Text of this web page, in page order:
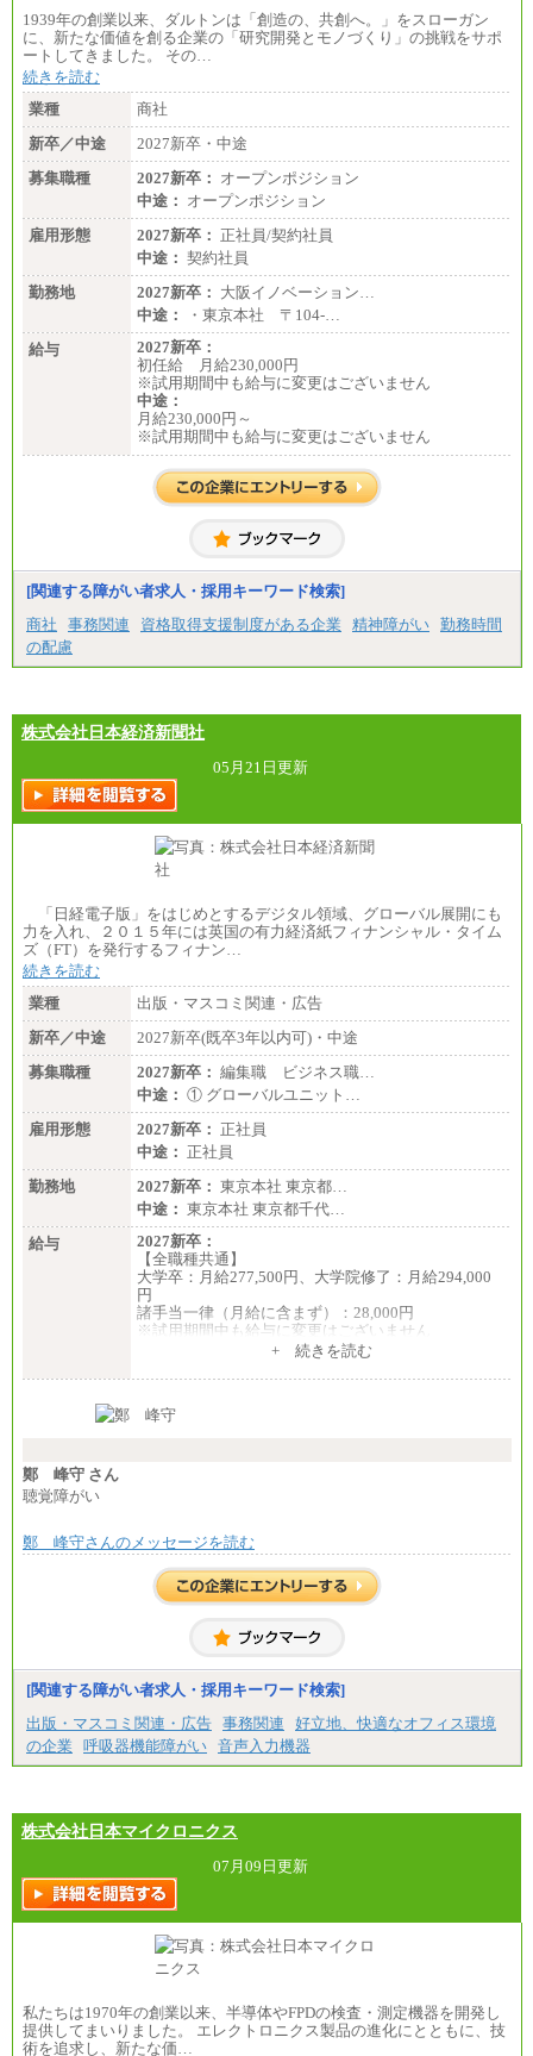
〈東京・神奈川〉219,000 円
〈大阪・兵庫〉209,000 円
〈愛知〉194,500 円 〈福岡〉1
・専門・短大卒／月給185,000 円～210,000 円 ※勤務
地により異なる。
〈東京・神奈川〉210,000 円
〈大阪・兵庫〉200,000 円
〈愛知〉194,500 円 〈福
岡〉185,000円
※基本給のみ（地域手当なし）
※試用期間中も給与変更なし
中途：
【阪急交通社】
◆正社員/総合職
月給250,000円～(※1)、247,000円～(※2)、242,000円
～(※3)、239,000円～(※4)、237,000円～（※5）
・月給は一律地域手当を含んだ金額を表示
（※1…36,000円、※2…33,000円、※3…28,000円、
※4…25,000円、※5…23,000円）
・試用期間中も給与変更なし
◆正社員/基幹職
月給209,000 円～
〈愛知〉月給194,500 円～ 〈福岡〉月給185,000 円～
・試用期間中も給与変更なし
◆契約社員
月給187,500円～(※1)、184,000円～(※2)、180,500円
潟県、富山県、石川県、岡山県、広島県、山口県、
香川県、福岡県
分県、長崎県、熊本県、宮崎県、鹿児島県、沖縄
県、福島県、山形県
◆パート・アルバイト
時給制：最低時給額 1,050円～ ※勤務地により異な
る。
月給223,000円～
・試用期間中も給与変更なし
1939年の創業以来、ダルトンは「創造の、共創へ。」をスローガン
に、新たな価値を創る企業の「研究開発とモノづくり」の挑戦をサポ
ートしてきました。 その…
続きを読む
業種
商社
新卒／中途
2027新卒・中途
募集職種
2027新卒： オープンポジション
中途： オープンポジション
雇用形態
2027新卒： 正社員/契約社員
中途： 契約社員
勤務地
2027新卒： 大阪イノベーション…
中途：
・東京本社 〒104‐…
給与
2027新卒：
初任給 月給230,000円
※試用期間中も給与に変更はございません
中途：
月給230,000円～
※試用期間中も給与に変更はございません
[関連する障がい者求人・採用キーワード検索]
商社
事務関連 資格取得支援制度がある企業 精神障がい 勤務時間
の配慮
株式会社日本経済新聞社
05月21日更新
「日経電子版」をはじめとするデジタル領域、グローバル展開にも
力を入れ、２０１５年には英国の有力経済紙フィナンシャル・タイム
ズ（FT）を発行するフィナン…
続きを読む
業種
出版・マスコミ関連・広告
新卒／中途
2027新卒(既卒3年以内可)・中途
募集職種
2027新卒： 編集職 ビジネス職…
中途： ① グローバルユニット…
雇用形態
2027新卒： 正社員
中途： 正社員
勤務地
2027新卒： 東京本社 東京都…
中途： 東京本社 東京都千代…
給与
2027新卒：
【全職種共通】
大学卒：月給277,500円、大学院修了：月給294,000
円
諸手当一律（月給に含まず）：28,000円
※試用期間中も給与に変更はございません
月給370,000円～
ます。
+ 続きを読む
鄭 峰守 さん
聴覚障がい
鄭 峰守さんのメッセージを読む
[関連する障がい者求人・採用キーワード検索]
出版・マスコミ関連・広告 事務関連
好立地、快適なオフィス環境
の企業
呼吸器機能障がい 音声入力機器
株式会社日本マイクロニクス
07月09日更新
私たちは1970年の創業以来、半導体やFPDの検査・測定機器を開発し
提供してまいりました。 エレクトロニクス製品の進化にとともに、技
術を追求し、新たな価…